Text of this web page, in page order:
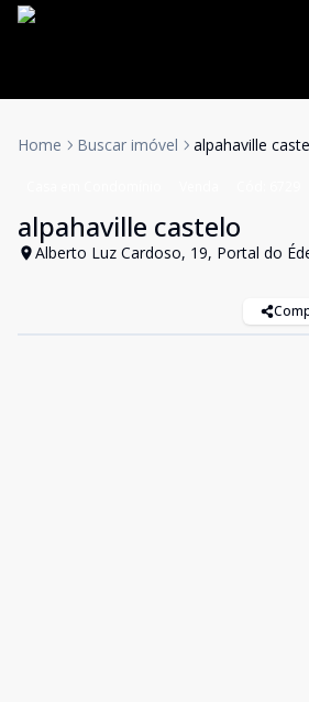
Home Buscar imóvel alpahaville
alpahaville castelo
Alberto Luz Cardoso, 19, Portal do